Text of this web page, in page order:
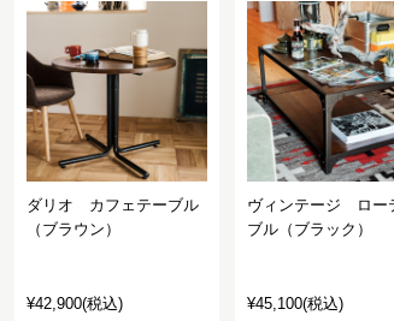
ダリオ カフェテーブル
（ブラウン）
¥42,900(税込)
ヴィンテージ ロー
ブル（ブラック）
¥45,100(税込)